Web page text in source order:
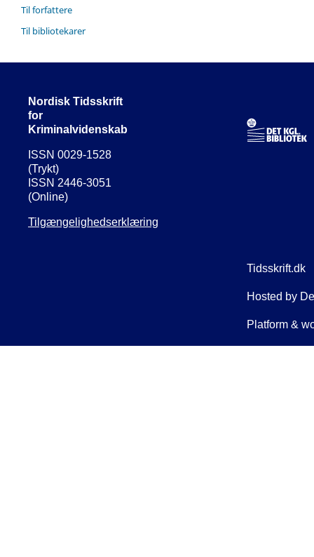
Til forfattere
Til bibliotekarer
Nordisk Tidsskrift
for
Kriminalvidenskab
ISSN 0029-1528
(Trykt)
ISSN 2446-3051
(Online)
Tilgængelighedserklæring